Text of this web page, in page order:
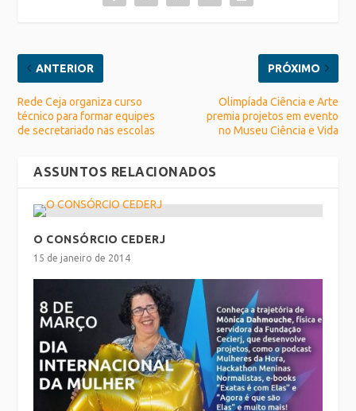
ANTERIOR
Rede Ceja organiza curso
técnico para formar equipes
de secretariado nas escolas
PRÓXIMO
Olimpíada Ciência e Arte
premia projetos em evento
no Museu Ciência e Vida
ASSUNTOS RELACIONADOS
O CONSÓRCIO CEDERJ
15 de janeiro de 2014